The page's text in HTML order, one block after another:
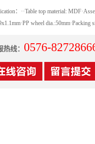
：··Table top material:
wheel
热线： 0576-